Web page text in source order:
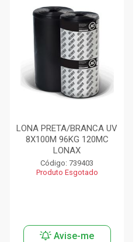
LONA PRETA/BRANCA UV
8X100M 96KG 120MC
LONAX
Código: 739403
Produto Esgotado
Avise-me